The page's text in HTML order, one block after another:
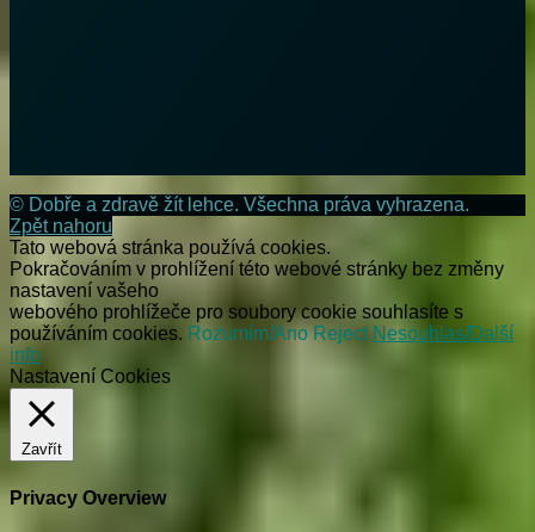
© Dobře a zdravě žít lehce. Všechna práva vyhrazena.
Zpět nahoru
Tato webová stránka používá cookies.
Pokračováním v prohlížení této webové stránky bez změny
nastavení vašeho
webového prohlížeče pro soubory cookie souhlasíte s
používáním cookies. Rozumím/Ano Reject Nesouhlas/Další
info
Nastavení Cookies
Zavřít
Privacy Overview